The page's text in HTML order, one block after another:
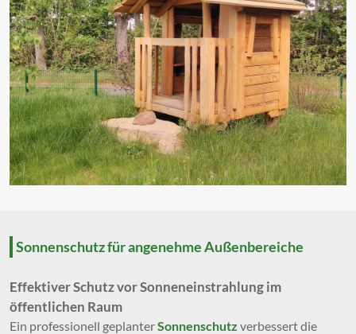
Sonnenschutz für angenehme Außenbereiche
Effektiver Schutz vor Sonneneinstrahlung im
öffentlichen Raum
Ein professionell geplanterSonnenschutz verbessert die